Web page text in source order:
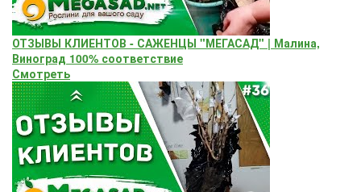
ОТЗЫВЫ КЛИЕНТОВ - САЖЕНЦЫ "МЕГАСАД" | Малина,
Виноград 100% соответствие
Смотреть